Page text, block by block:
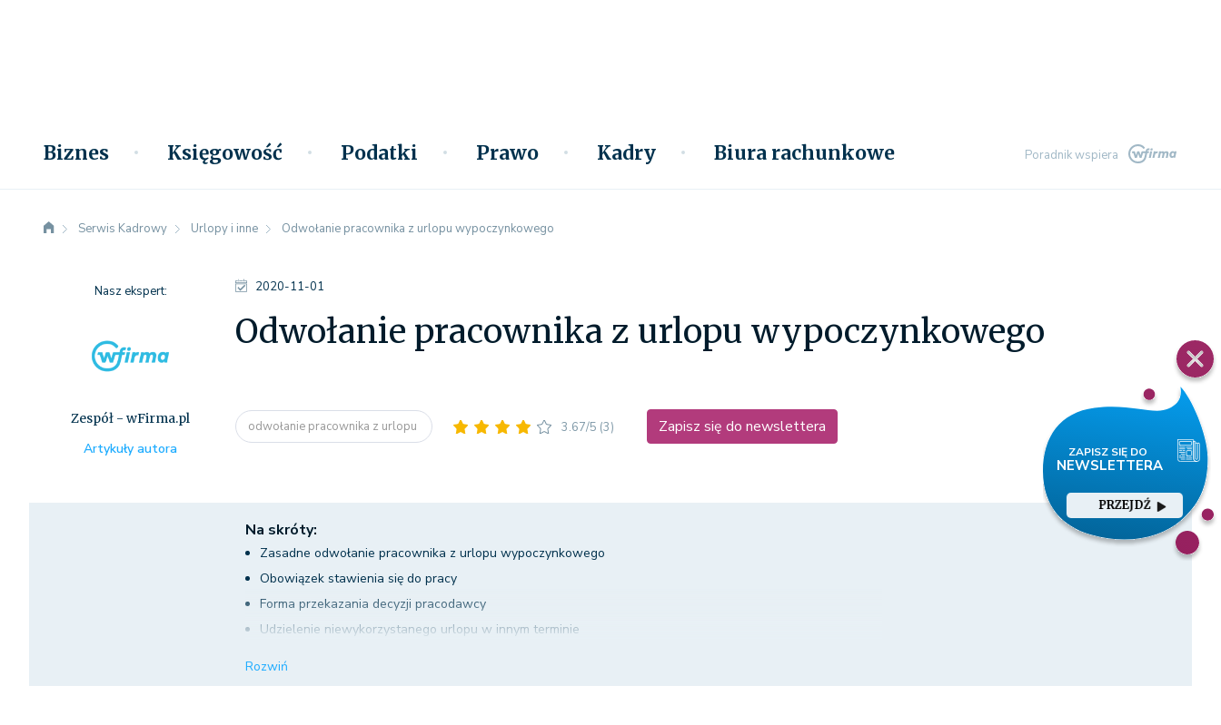
Biznes Księgowość Podatki Prawo Kadry Biura rachunkowe Poradnik wspiera
PRZEJDŹ
Serwis Kadrowy Urlopy i inne Odwołanie pracownika z urlopu wypoczynkowego
2020-11-01
Odwołanie pracownika z urlopu wypoczynkowego
odwołanie pracownika z urlopu 3.67/5 (3) Zapisz się do newslettera
Nasz ekspert:
Zespół - wFirma.pl
Artykuły autora
Na skróty:
Zasadne odwołanie pracownika z urlopu wypoczynkowego
Obowiązek stawienia się do pracy
Forma przekazania decyzji pracodawcy
Udzielenie niewykorzystanego urlopu w innym terminie
Rozwiń